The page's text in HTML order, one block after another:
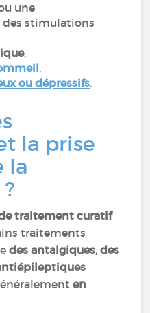
une
stimulations
,
,
ou dépressifs.
la prise
la
traitement curatif
traitements
des antalgiques, des
en